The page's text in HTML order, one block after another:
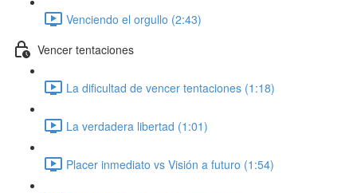
Venciendo el orgullo (2:43)
Vencer tentaciones
La dificultad de vencer tentaciones (1:18)
La verdadera libertad (1:01)
Placer inmediato vs Visión a futuro (1:54)